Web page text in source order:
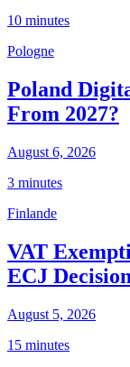
10 minutes
Pologne
Poland
From 2027?
August 6, 2026
3 minutes
Finlande
VAT
ECJ Decision
August 5, 2026
15 minutes